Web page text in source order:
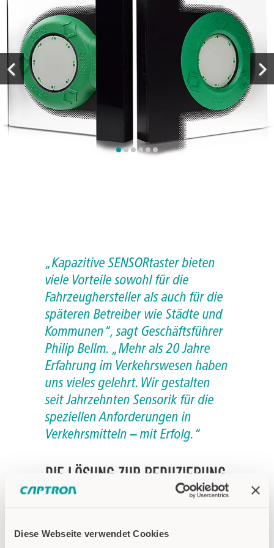
Diese Webseite verwendet Cookies
„Kapazitive SENSORtaster bieten
viele Vorteile sowohl für die
Fahrzeughersteller als auch für die
späteren Betreiber wie Städte und
Kommunen“, sagt Geschäftsführer
Philip Bellm. „Mehr als 20 Jahre
Erfahrung im Verkehrswesen haben
uns vieles gelehrt. Wir gestalten
seit Jahrzehnten Sensorik für die
speziellen Anforderungen in
Verkehrsmitteln – mit Erfolg.“
DIE LÖSUNG ZUR REDUZIERUNG
VON KOSTEN
Diese Lösung kann darüber hinaus im